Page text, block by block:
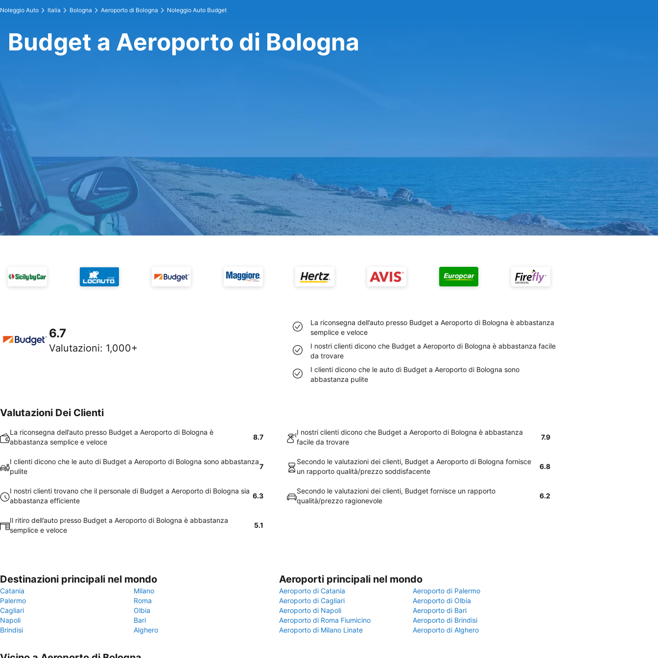
Noleggio Auto Italia Bologna Aeroporto di Bologna Noleggio Auto Budget
Budget a Aeroporto di Bologna
6.7
Valutazioni: 1,000+
La riconsegna dell’auto presso Budget a Aeroporto di Bologna è abbastanza
semplice e veloce
I nostri clienti dicono che Budget a Aeroporto di Bologna è abbastanza facile
da trovare
I clienti dicono che le auto di Budget a Aeroporto di Bologna sono
abbastanza pulite
Valutazioni Dei Clienti
La riconsegna dell’auto presso Budget a Aeroporto di Bologna è
abbastanza semplice e veloce
8.7
I nostri clienti dicono che Budget a Aeroporto di Bologna è abbastanza
facile da trovare
7.9
I clienti dicono che le auto di Budget a Aeroporto di Bologna sono abbastanza
pulite
7
Secondo le valutazioni dei clienti, Budget a Aeroporto di Bologna fornisce
un rapporto qualità/prezzo soddisfacente
6.8
I nostri clienti trovano che il personale di Budget a Aeroporto di Bologna sia
abbastanza efficiente
6.3
Secondo le valutazioni dei clienti, Budget fornisce un rapporto
qualità/prezzo ragionevole
6.2
Il ritiro dell’auto presso Budget a Aeroporto di Bologna è abbastanza
semplice e veloce
5.1
Destinazioni principali nel mondo
Catania
Milano
Palermo
Roma
Cagliari
Olbia
Napoli
Bari
Brindisi
Alghero
Aeroporti principali nel mondo
Aeroporto di Catania
Aeroporto di Palermo
Aeroporto di Cagliari
Aeroporto di Olbia
Aeroporto di Napoli
Aeroporto di Bari
Aeroporto di Roma Fiumicino
Aeroporto di Brindisi
Aeroporto di Milano Linate
Aeroporto di Alghero